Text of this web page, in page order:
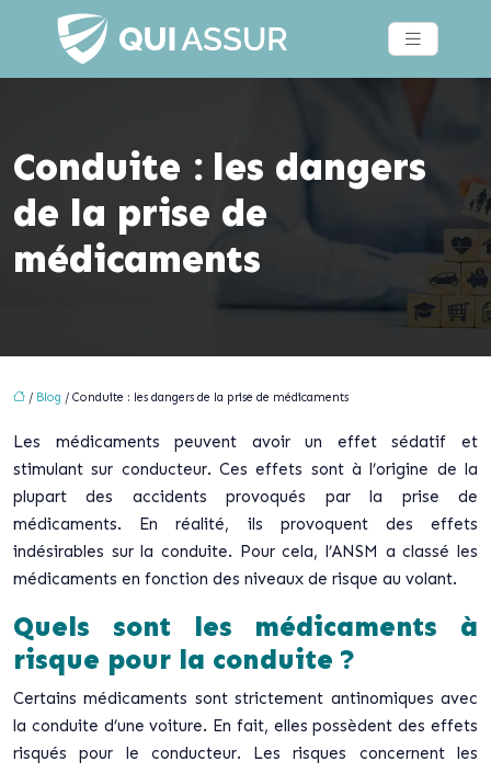
Conduite : les dangers
de la prise de
médicaments
/ Blog / Conduite : les dangers de la prise de médicaments
Les médicaments peuvent avoir un effet sédatif et
stimulant sur conducteur. Ces effets sont à l’origine de la
plupart des accidents provoqués par la prise de
médicaments. En réalité, ils provoquent des effets
indésirables sur la conduite. Pour cela, l’ANSM a classé les
médicaments en fonction des niveaux de risque au volant.
Quels sont les médicaments à
risque pour la conduite ?
Certains médicaments sont strictement antinomiques avec
la conduite d’une voiture. En fait, elles possèdent des effets
risqués pour le conducteur. Les risques concernent les